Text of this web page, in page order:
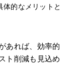
的なメリットと
あれば、効率的
ト削減も見込め